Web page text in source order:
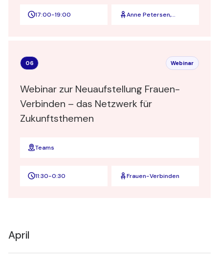
17:00-19:00
Anne Petersen,
06 Webinar
Webinar zur Neuaufstellung Frauen-
Verbinden – das Netzwerk für
Zukunftsthemen
Teams
11:30-0:30 Frauen-Verbinden
April